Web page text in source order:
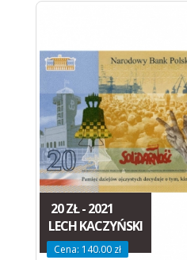
20 ZŁ - 2021
LECH KACZYŃSKI
Cena: 140.00 zł